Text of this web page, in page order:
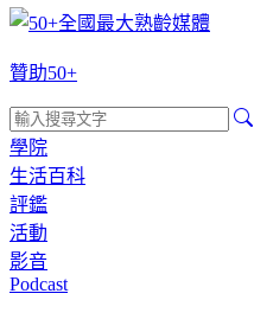
贊助50+
學院
生活百科
評鑑
活動
影音
Podcast